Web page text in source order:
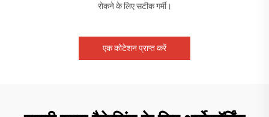
रोकने के लिए सटीक गर्मी।
एक कोटेशन प्राप्त करें